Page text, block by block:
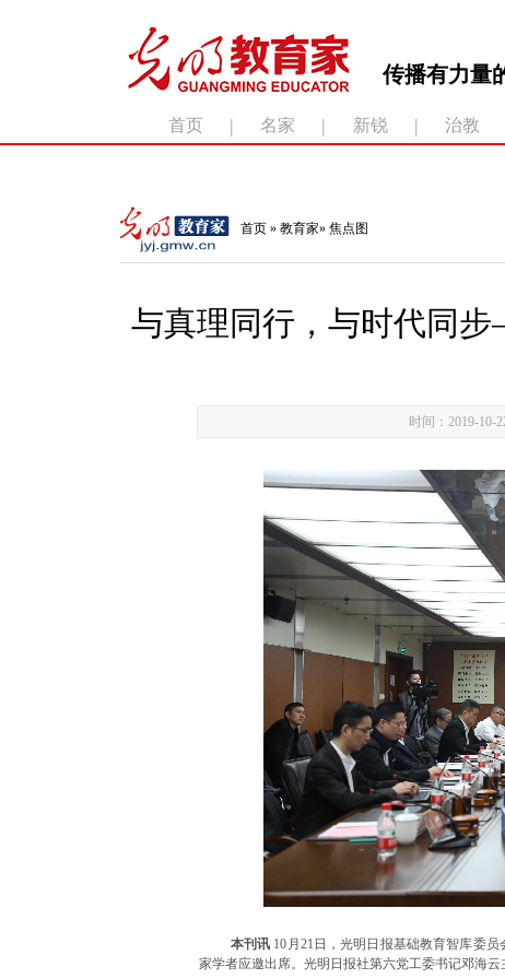
传播有力量
首页 | 名家 | 新锐 | 治教
首页» 教育家» 焦点图
与真理同行，与时代同
时间：2019-10-
本刊讯 10月21日，光明日报基础教育智库委
家学者应邀出席。光明日报社第六党工委书记邓海云